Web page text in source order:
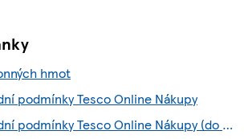
hmot
podmínky Tesco Online Nákupy
Všeobecné obchodní podmínky Tesco Online Nákupy (do 28.7.2026)